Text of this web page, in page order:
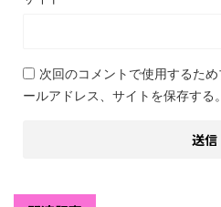
次回のコメントで使用するた
ールアドレス、サイトを保存する。